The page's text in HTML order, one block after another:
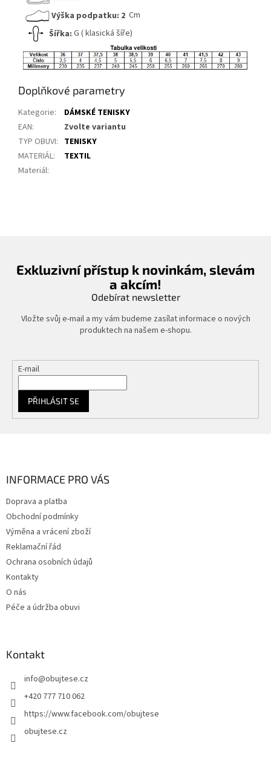
Výška podpatku: 2 Cm
Šířka: G ( klasická šíře)
Doplňkové parametry
Kategorie:
DÁMSKÉ TENISKY
EAN:
Zvolte variantu
TYP OBUVI: TENISKY
MATERIÁL:
TEXTIL
Materiál:
Exkluzivní přístup k novinkám, slevám
a akcím!
Odebírat newsletter
Vložte svůj e-mail a my vám budeme zasílat informace o nových
produktech na našem e-shopu.
E-mail
PŘIHLÁSIT SE
INFORMACE PRO VÁS
Doprava a platba
Obchodní podmínky
Výměna a vrácení zboží
Reklamační řád
Ochrana osobních údajů
Kontakty
O nás
Péče a údržba obuvi
Kontakt
info@obujtese.cz
+420 777 710 062
https://www.facebook.com/obujtese
obujtese.cz